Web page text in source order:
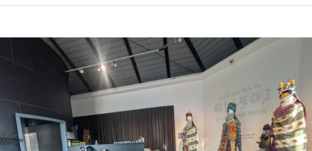
P’TIT
DEJ
PHILO
soin
l’invisible,
est-